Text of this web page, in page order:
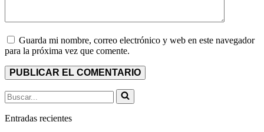
Guarda mi nombre, correo electrónico y web en este navegador
para la próxima vez que comente.
Buscar...
Entradas recientes